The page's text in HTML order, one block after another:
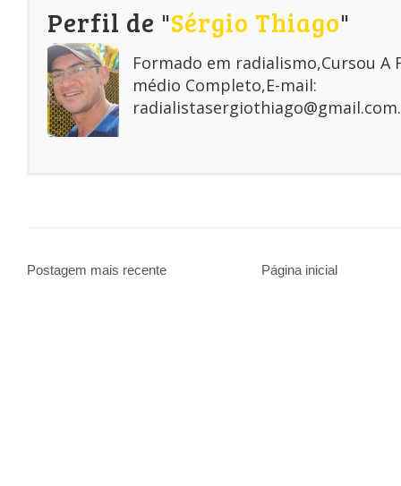
Perfil de "Sérgio Thiago"
Formado em radialismo,Cursou A
médio Completo,E-mail:
radialistasergiothiago@gmail.com.
Postagem mais recente Página inicial